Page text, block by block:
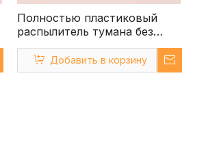
Полностью пластиковый
распылитель тумана без
металла, распылитель
тумана белого цвета с
крышкой
Добавить в корзину